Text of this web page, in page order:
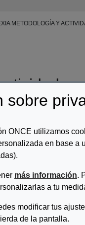
sobre
ONCE utilizamos
en base a
más información.
a tu
modificar tus
de la pantalla.
METODOLOGÍA Y
decoration: none; color:
práctico, progresivo y